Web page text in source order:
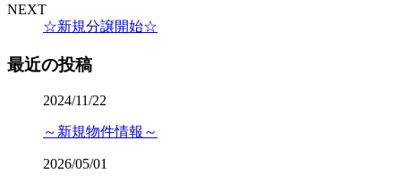
NEXT
☆新規分譲開始☆
最近の投稿
2024/11/22
～新規物件情報～
2026/05/01